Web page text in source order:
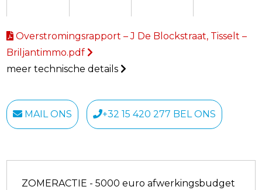
Overstromingsrapport – J De Blockstraat, Tisselt –
Briljantimmo.pdf
meer technische details
MAIL ONS +32 15 420 277 BEL ONS
ZOMERACTIE - 5000 euro afwerkingsbudget